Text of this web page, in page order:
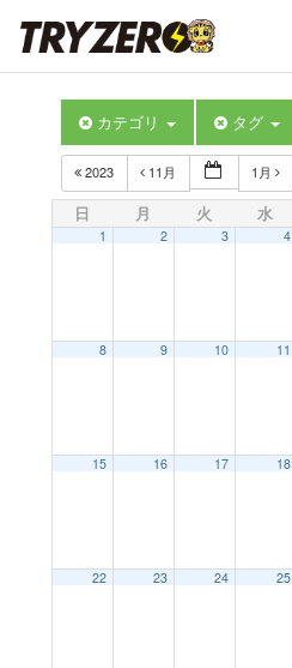
カテゴリ タグ
2023 11月 1月
日 月 火 水
1 2 3 4
8 9 10 11
15 16 17 18
22 23 24 25